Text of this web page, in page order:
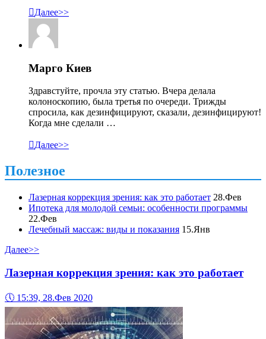
Далее>>
Марго Киев
Здравстуйте, прочла эту статью. Вчера делала
колоноскопию, была третья по очереди. Трижды
спросила, как дезинфицируют, сказали, дезинфицируют!
Когда мне сделали …
Далее>>
Полезное
Лазерная коррекция зрения: как это работает 28.Фев
Ипотека для молодой семьи: особенности программы
22.Фев
Лечебный массаж: виды и показания 15.Янв
Далее>>
Лазерная коррекция зрения: как это работает
🕔 15:39, 28.Фев 2020